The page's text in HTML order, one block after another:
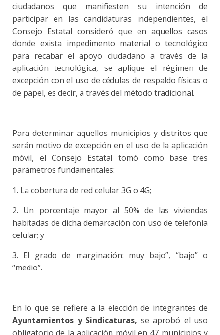
ciudadanos que manifiesten su intención de
participar en las candidaturas independientes, el
Consejo Estatal consideró que en aquellos casos
donde exista impedimento material o tecnológico
para recabar el apoyo ciudadano a través de la
aplicación tecnológica, se aplique el régimen de
excepción con el uso de cédulas de respaldo físicas o
de papel, es decir, a través del método tradicional.
Para determinar aquellos municipios y distritos que
serán motivo de excepción en el uso de la aplicación
móvil, el Consejo Estatal tomó como base tres
parámetros fundamentales:
1. La cobertura de red celular 3G o 4G;
2. Un porcentaje mayor al 50% de las viviendas
habitadas de dicha demarcación con uso de telefonía
celular; y
3. El grado de marginación: muy bajo”, “bajo” o
“medio”.
En lo que se refiere a la elección de integrantes de
Ayuntamientos y Sindicaturas, se aprobó el uso
obligatorio de la aplicación móvil en 47 municipios y